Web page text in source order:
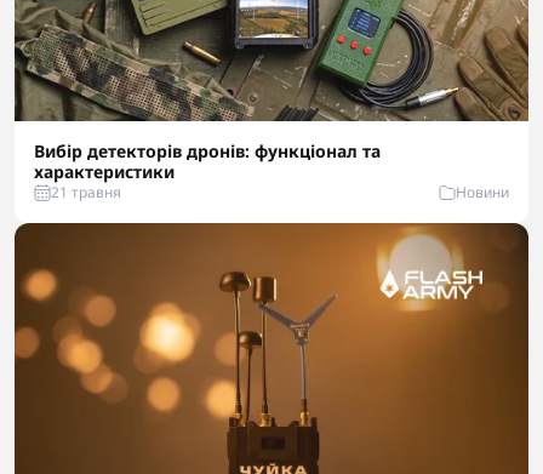
Вибір детекторів дронів: функціонал та
характеристики
21 травня Новини